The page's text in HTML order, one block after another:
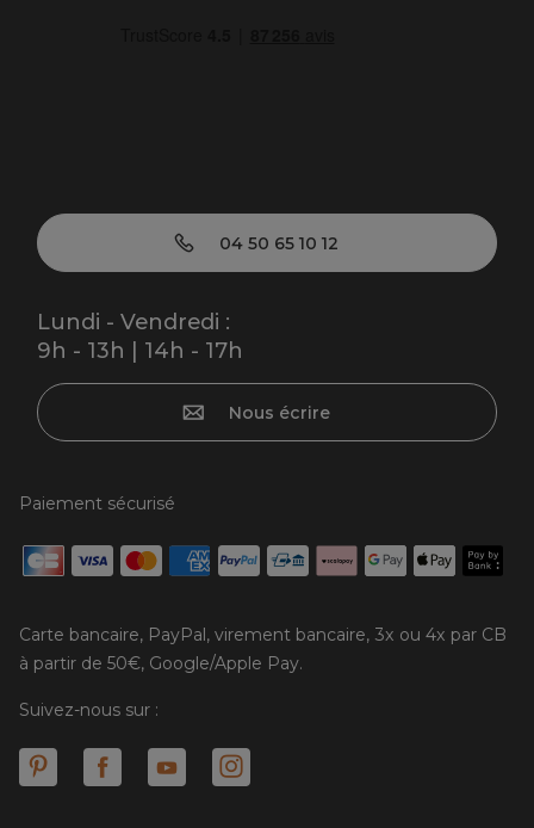
04 50 65 10 12
Lundi - Vendredi :
9h - 13h | 14h - 17h
Nous écrire
Paiement sécurisé
Carte bancaire, PayPal, virement bancaire, 3x ou 4x par CB
à partir de 50€, Google/Apple Pay.
Suivez-nous sur :